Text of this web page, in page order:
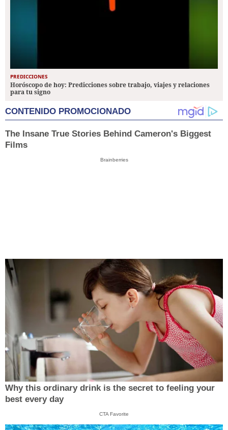
PREDICCIONES
Horóscopo de hoy: Predicciones sobre trabajo, viajes y relaciones
para tu signo
CONTENIDO PROMOCIONADO
The Insane True Stories Behind Cameron's Biggest
Films
Brainberries
Why this ordinary drink is the secret to feeling your
best every day
CTA Favorite